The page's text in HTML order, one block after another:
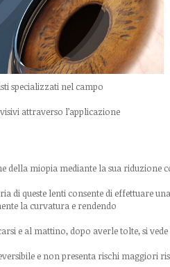
specializzati nel campo
attraverso l’applicazione
della miopia mediante la sua riduzione
di queste lenti consente di effettuare
la curvatura e rendendo
e al mattino, dopo averle tolte, si
e non presenta rischi maggiori